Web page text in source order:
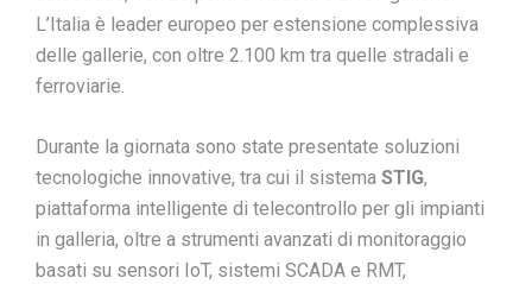
L’Italia è leader europeo per estensione complessiva
delle gallerie, con oltre 2.100 km tra quelle stradali e
ferroviarie.
Durante la giornata sono state presentate soluzioni
tecnologiche innovative, tra cui il sistema STIG,
piattaforma intelligente di telecontrollo per gli impianti
in galleria, oltre a strumenti avanzati di monitoraggio
basati su sensori IoT, sistemi SCADA e RMT,